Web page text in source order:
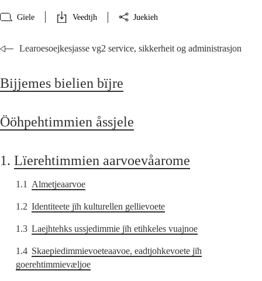
Gïele Veedtjh Juekieh
Learoesoejkesjasse vg2 service, sikkerheit og administrasjon
Bijjemes bielien bïjre
Ööhpehtimmien åssjele
1. Lïerehtimmien aarvoevåarome
1.1 Almetjeaarvoe
1.2 Identiteete jïh kulturellen gellievoete
1.3 Laejhtehks ussjedimmie jïh etihkeles vuajnoe
1.4 Skaepiedimmievoeteaavoe, eadtjohkevoete jïh
goerehtimmievæljoe